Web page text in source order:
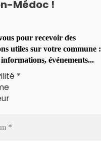
Médoc !
pour recevoir des
utiles sur votre commune :
événements...
*